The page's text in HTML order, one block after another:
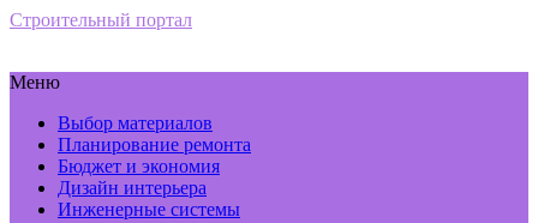
Строительный портал
Меню
Выбор материалов
Планирование ремонта
Бюджет и экономия
Дизайн интерьера
Инженерные системы